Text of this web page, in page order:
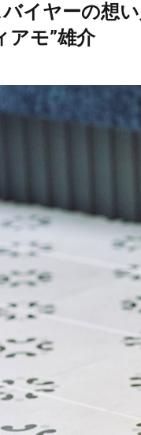
バイヤーの想
アモ”雄介